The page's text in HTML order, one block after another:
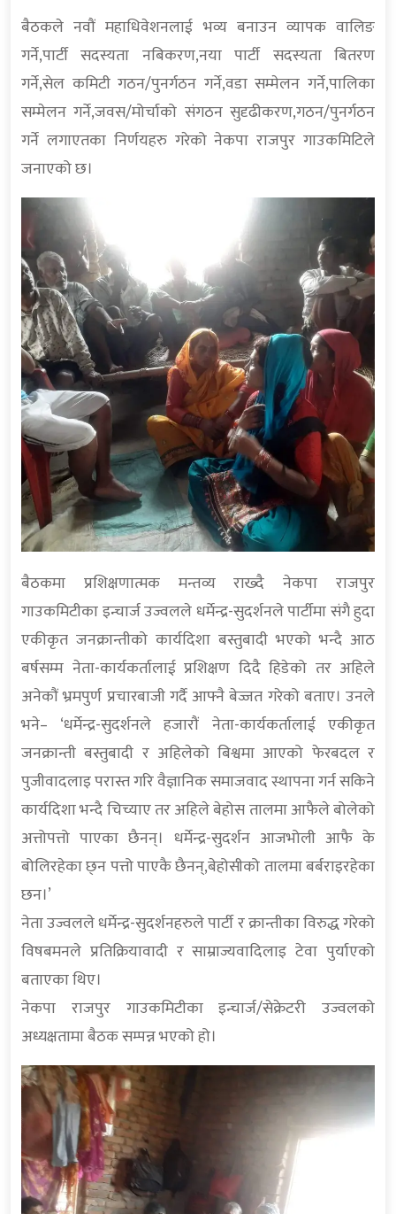
बैठकले नवौं महाधिवेशनलाई भव्य बनाउन व्यापक वालिङ
गर्ने,पार्टी सदस्यता नबिकरण,नया पार्टी सदस्यता बितरण
गर्ने,सेल कमिटी गठन/पुनर्गठन गर्ने,वडा सम्मेलन गर्ने,पालिका
सम्मेलन गर्ने,जवस/मोर्चाको संगठन सुदृढीकरण,गठन/पुनर्गठन
गर्ने लगाएतका निर्णयहरु गरेको नेकपा राजपुर गाउकमिटिले
जनाएको छ।
बैठकमा प्रशिक्षणात्मक मन्तव्य राख्दै नेकपा राजपुर
गाउकमिटीका इन्चार्ज उज्वलले धर्मेन्द्र-सुदर्शनले पार्टीमा संगै हुदा
एकीकृत जनक्रान्तीको कार्यदिशा बस्तुबादी भएको भन्दै आठ
बर्षसम्म नेता-कार्यकर्तालाई प्रशिक्षण दिदै हिडेको तर अहिले
अनेकौं भ्रमपुर्ण प्रचारबाजी गर्दै आफ्नै बेज्जत गरेको बताए। उनले
भने– ‘धर्मेन्द्र-सुदर्शनले हजारौं नेता-कार्यकर्तालाई एकीकृत
जनक्रान्ती बस्तुबादी र अहिलेको बिश्वमा आएको फेरबदल र
पुजीवादलाइ परास्त गरि वैज्ञानिक समाजवाद स्थापना गर्न सकिने
कार्यदिशा भन्दै चिच्याए तर अहिले बेहोस तालमा आफैले बोलेको
अत्तोपत्तो पाएका छैनन्। धर्मेन्द्र-सुदर्शन आजभोली आफै के
बोलिरहेका छ्न पत्तो पाएकै छैनन्,बेहोसीको तालमा बर्बराइरहेका
छन।’
नेता उज्वलले धर्मेन्द्र-सुदर्शनहरुले पार्टी र क्रान्तीका विरुद्ध गरेको
विषबमनले प्रतिक्रियावादी र साम्राज्यवादिलाइ टेवा पुर्याएको
बताएका थिए।
नेकपा राजपुर गाउकमिटीका इन्चार्ज/सेक्रेटरी उज्वलको
अध्यक्षतामा बैठक सम्पन्न भएको हो।